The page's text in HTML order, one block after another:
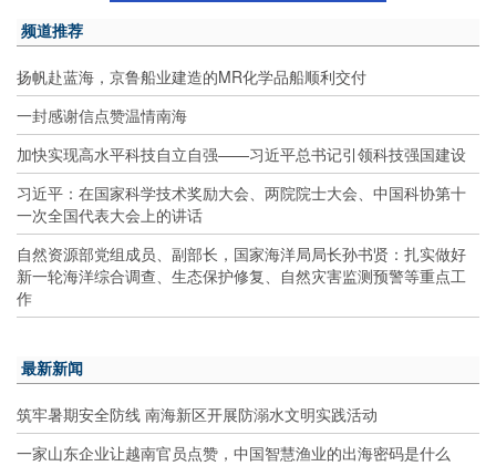
频道推荐
扬帆赴蓝海，京鲁船业建造的MR化学品船顺利交付
一封感谢信点赞温情南海
加快实现高水平科技自立自强——习近平总书记引领科技强国建设
习近平：在国家科学技术奖励大会、两院院士大会、中国科协第十
一次全国代表大会上的讲话
自然资源部党组成员、副部长，国家海洋局局长孙书贤：扎实做好
新一轮海洋综合调查、生态保护修复、自然灾害监测预警等重点工
作
最新新闻
筑牢暑期安全防线 南海新区开展防溺水文明实践活动
一家山东企业让越南官员点赞，中国智慧渔业的出海密码是什么